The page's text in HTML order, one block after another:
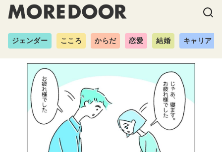
ジェンダー こころ からだ 恋愛 結婚 キャリア